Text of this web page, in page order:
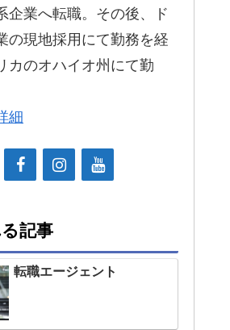
企業へ転職。その後、ド
の現地採用にて勤務を経
カのオハイオ州にて勤
細
記事
転職エージェント